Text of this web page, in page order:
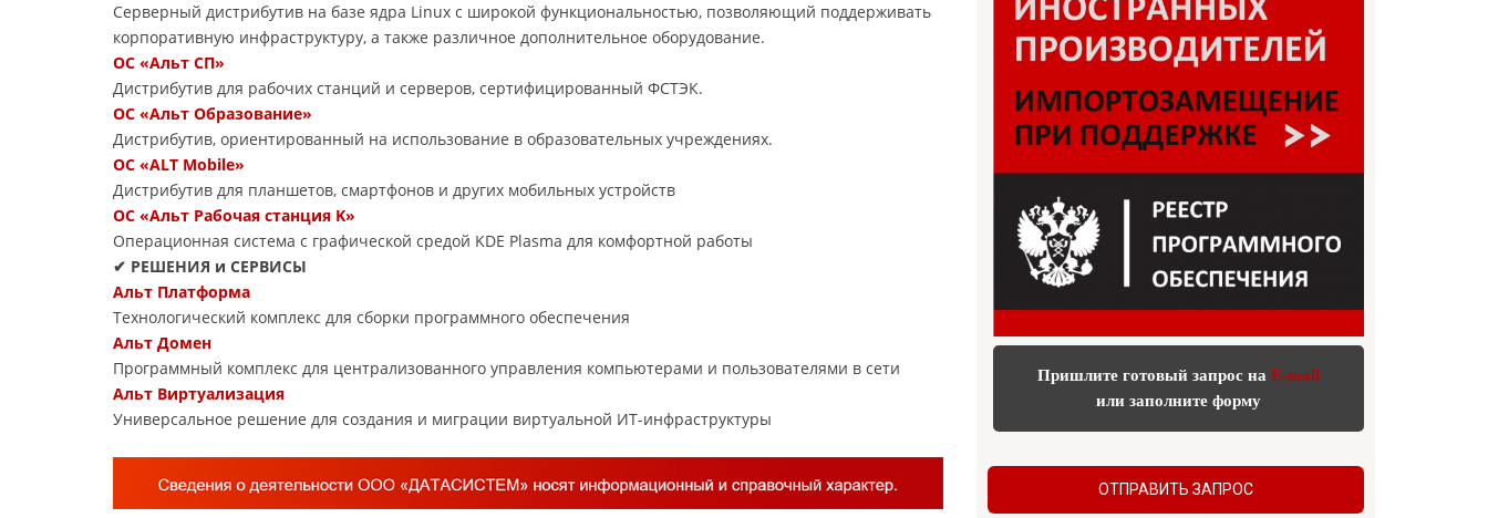
Серверный дистрибутив на базе ядра Linux с широкой функциональностью, позволяющий поддерживать
корпоративную инфраструктуру, а также различное дополнительное оборудование.
ОС «Альт СП»
Дистрибутив для рабочих станций и серверов, сертифицированный ФСТЭК.
ОС «Альт Образование»
Дистрибутив, ориентированный на использование в образовательных учреждениях.
ОС «ALT Mobile»
Дистрибутив для планшетов, смартфонов и других мобильных устройств
ОС «Альт Рабочая станция K»
Операционная система с графической средой KDE Plasma для комфортной работы
✔ РЕШЕНИЯ и СЕРВИСЫ
Альт Платформа
Технологический комплекс для сборки программного обеспечения
Альт Домен
Программный комплекс для централизованного управления компьютерами и пользователями в сети
Альт Виртуализация
Универсальное решение для создания и миграции виртуальной ИТ-инфраструктуры
Пришлите готовый запрос на E-mail
или заполните форму
ОТПРАВИТЬ ЗАПРОС